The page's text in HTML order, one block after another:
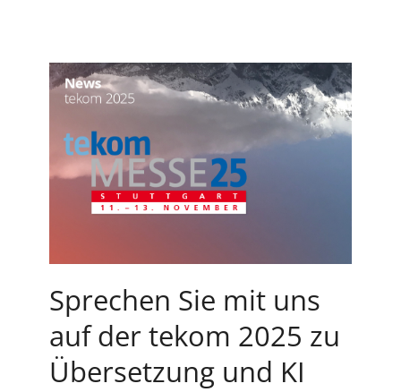
Sprechen Sie mit uns
auf der tekom 2025 zu
Übersetzung und KI